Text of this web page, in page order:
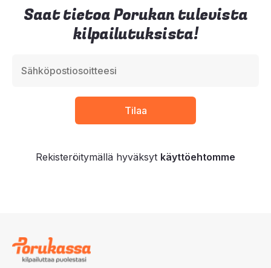
Saat tietoa Porukan tulevista
kilpailutuksista!
Rekisteröitymällä hyväksyt käyttöehtomme